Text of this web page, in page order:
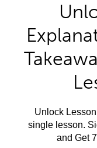
Unlock
single lesson.
and Get